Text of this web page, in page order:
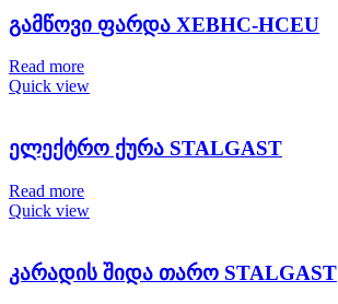
გამწოვი ფარდა XEBHC-HCEU
Read more
Quick view
ელექტრო ქურა STALGAST
Read more
Quick view
კარადის შიდა თარო STALGAST